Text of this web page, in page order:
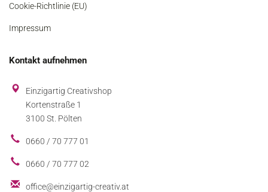
Cookie-Richtlinie (EU)
Impressum
Kontakt aufnehmen
Einzigartig Creativshop
Kortenstraße 1
3100 St. Pölten
0660 / 70 777 01
0660 / 70 777 02
office@einzigartig-creativ.at